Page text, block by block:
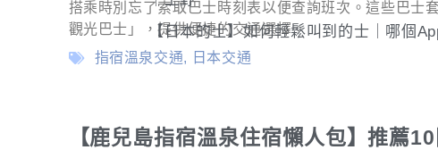
搭乘時別忘了索取巴士時刻表以便查詢班次。這些巴士
觀光巴士」，提供便捷的交通選擇。
指宿溫泉交通, 日本交通
【鹿兒島指宿溫泉住宿懶人包】推薦
【日本的士】如何輕鬆叫到的士｜哪個